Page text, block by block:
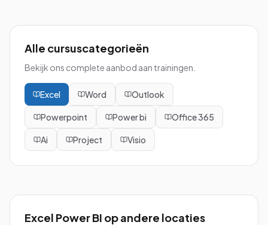
Alle cursuscategorieën
Bekijk ons complete aanbod aan trainingen.
Excel Word Outlook
Powerpoint Power bi Office 365
Ai Project Visio
Excel Power BI op andere locaties